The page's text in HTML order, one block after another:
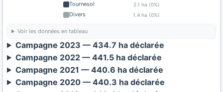
Tournesol 2.1 ha (0%)
Divers 1.4 ha (0%)
Voir les données en tableau
Campagne 2023 — 434.7 ha déclarée
Campagne 2022 — 441.5 ha déclarée
Campagne 2021 — 440.6 ha déclarée
Campagne 2020 — 440.3 ha déclarée